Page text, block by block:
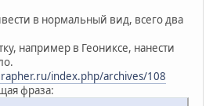
в нормальный вид, всего два
например в Геониксе, нанести
index.php/archives/108
фраза: